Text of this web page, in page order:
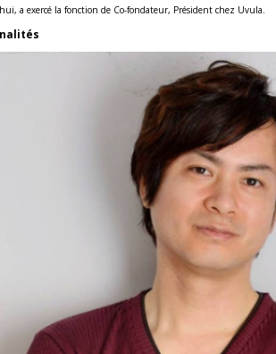
a exercé la fonction de Co-fondateur, Président chez Uvula.